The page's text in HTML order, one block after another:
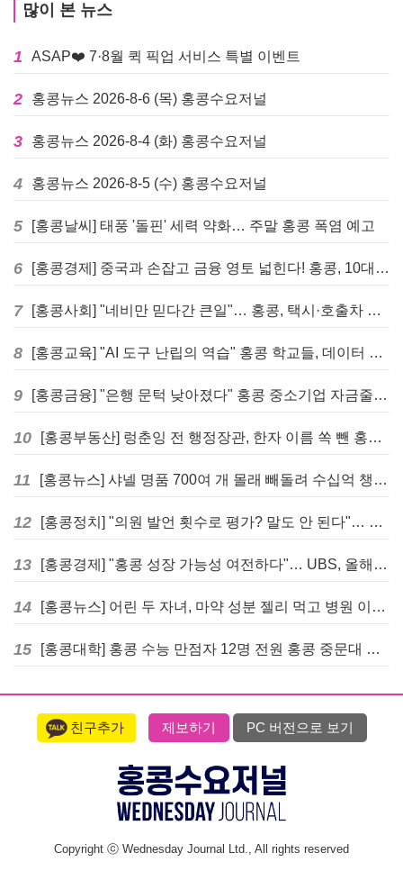
많이 본 뉴스
1 ASAP❤️ 7·8월 퀵 픽업 서비스 특별 이벤트
2 홍콩뉴스 2026-8-6 (목) 홍콩수요저널
3 홍콩뉴스 2026-8-4 (화) 홍콩수요저널
4 홍콩뉴스 2026-8-5 (수) 홍콩수요저널
5 [홍콩날씨] 태풍 '돌핀' 세력 약화… 주말 홍콩 폭염 예고
6 [홍콩경제] 중국과 손잡고 금융 영토 넓힌다! 홍콩, 10대 신규 정책 발표
7 [홍콩사회] "네비만 믿다간 큰일"… 홍콩, 택시·호출차 통합 시험 도입하며 규제 본격화
8 [홍콩교육] "AI 도구 난립의 역습" 홍콩 학교들, 데이터 고립에 교육 효과 평가 비상
9 [홍콩금융] "은행 문턱 낮아졌다" 홍콩 중소기업 자금줄 숨통 트이나… HKMA "2분기 신용 조건 안정적"
10 [홍콩부동산] 렁춘잉 전 행정장관, 한자 이름 쏙 뺀 홍콩 고급 아파트 단지들에 쓴소리
11 [홍콩뉴스] 샤넬 명품 700여 개 몰래 빼돌려 수십억 챙긴 직원 4년~7년형 선고
12 [홍콩정치] "의원 발언 횟수로 평가? 말도 안 된다"… 홍콩 입법회 의장의 일침
13 [홍콩경제] "홍콩 성장 가능성 여전하다"… UBS, 올해 홍콩 GDP 성장률 전망치 4.5%로 대폭 상향
14 [홍콩뉴스] 어린 두 자녀, 마약 성분 젤리 먹고 병원 이송… 어머니와 친척 체포
15 [홍콩대학] 홍콩 수능 만점자 12명 전원 홍콩 중문대 의대 진학
친구추가 제보하기 PC 버전으로 보기
Copyright ⓒ Wednesday Journal Ltd., All rights reserved